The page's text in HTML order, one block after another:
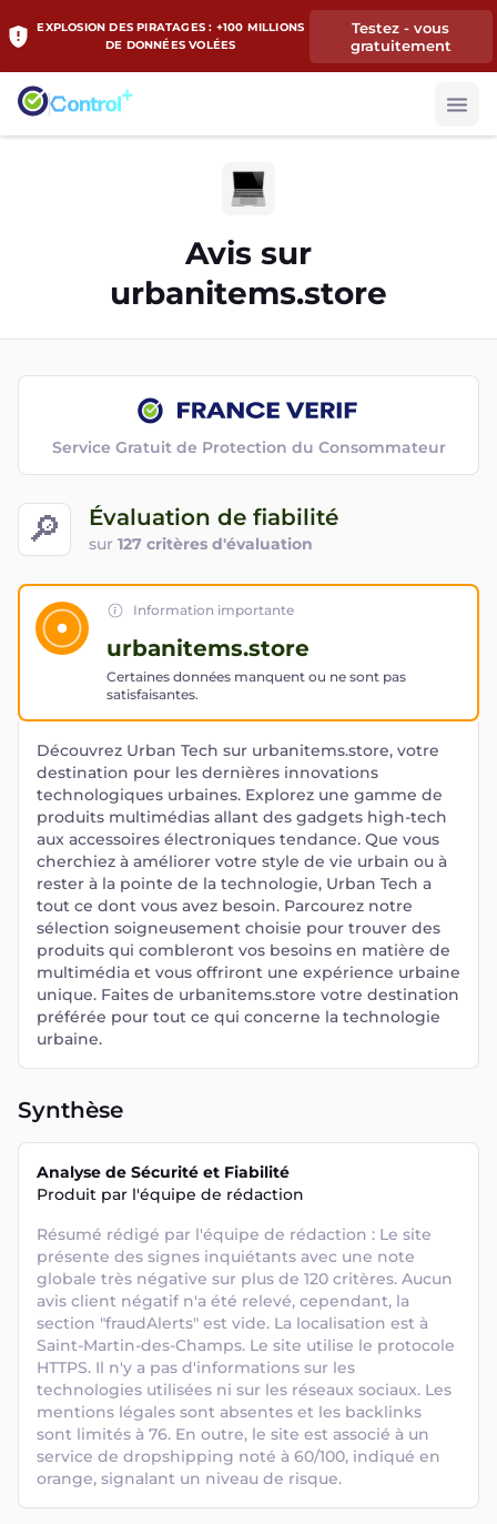
EXPLOSION DES PIRATAGES : +100 MILLIONS
DE DONNÉES VOLÉES
Testez - vous
gratuitement
Avis sur
urbanitems.store
🔎 Évaluation de fiabilité
sur 127 critères d'évaluation
Service Gratuit de Protection du Consommateur
Information importante
urbanitems.store
Certaines données manquent ou ne sont pas
satisfaisantes.
Découvrez Urban Tech sur urbanitems.store, votre
destination pour les dernières innovations
technologiques urbaines. Explorez une gamme de
produits multimédias allant des gadgets high-tech
aux accessoires électroniques tendance. Que vous
cherchiez à améliorer votre style de vie urbain ou à
rester à la pointe de la technologie, Urban Tech a
tout ce dont vous avez besoin. Parcourez notre
sélection soigneusement choisie pour trouver des
produits qui combleront vos besoins en matière de
multimédia et vous offriront une expérience urbaine
unique. Faites de urbanitems.store votre destination
préférée pour tout ce qui concerne la technologie
urbaine.
Synthèse
Analyse de Sécurité et Fiabilité
Produit par l'équipe de rédaction
Résumé rédigé par l'équipe de rédaction : Le site
présente des signes inquiétants avec une note
globale très négative sur plus de 120 critères. Aucun
avis client négatif n'a été relevé, cependant, la
section "fraudAlerts" est vide. La localisation est à
Saint-Martin-des-Champs. Le site utilise le protocole
HTTPS. Il n'y a pas d'informations sur les
technologies utilisées ni sur les réseaux sociaux. Les
mentions légales sont absentes et les backlinks
sont limités à 76. En outre, le site est associé à un
service de dropshipping noté à 60/100, indiqué en
orange, signalant un niveau de risque.